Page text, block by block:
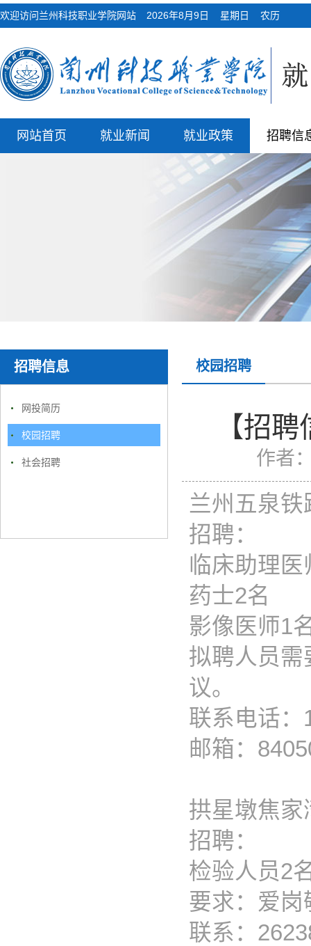
欢迎访问兰州科技职业学院网站 2026年8月9日 星期日 农历
网站首页 就业新闻 就业政策 招聘信
招聘信息
网投简历
校园招聘
社会招聘
校园招聘
【招
作者
兰州五泉
招聘：
临床助理医
药士2名
影像医师1
拟聘人员
议。
联系电话：
邮箱：
拱星墩焦
招聘：
检验人员2
要求：爱
联系：